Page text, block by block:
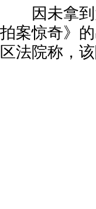
因未拿到
拍案惊奇》
区法院称，